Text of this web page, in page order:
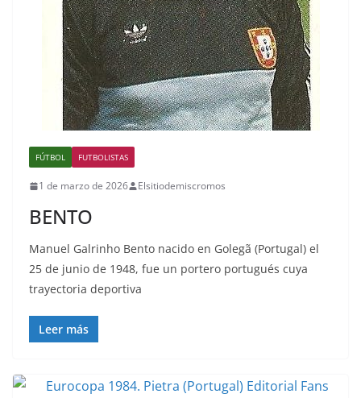
FÚTBOL FUTBOLISTAS
1 de marzo de 2026 Elsitiodemiscromos
BENTO
Manuel Galrinho Bento nacido en Golegã (Portugal) el
25 de junio de 1948, fue un portero portugués cuya
trayectoria deportiva
Leer más